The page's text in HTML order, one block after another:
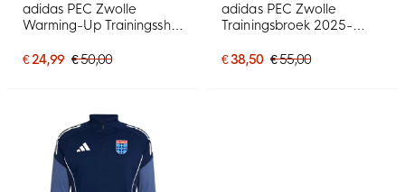
adidas PEC Zwolle
Warming-Up Trainingsshirt
€ 24,99 € 50,00
adidas PEC Zwolle
Trainingsbroek 2025-
€ 38,50 € 55,00